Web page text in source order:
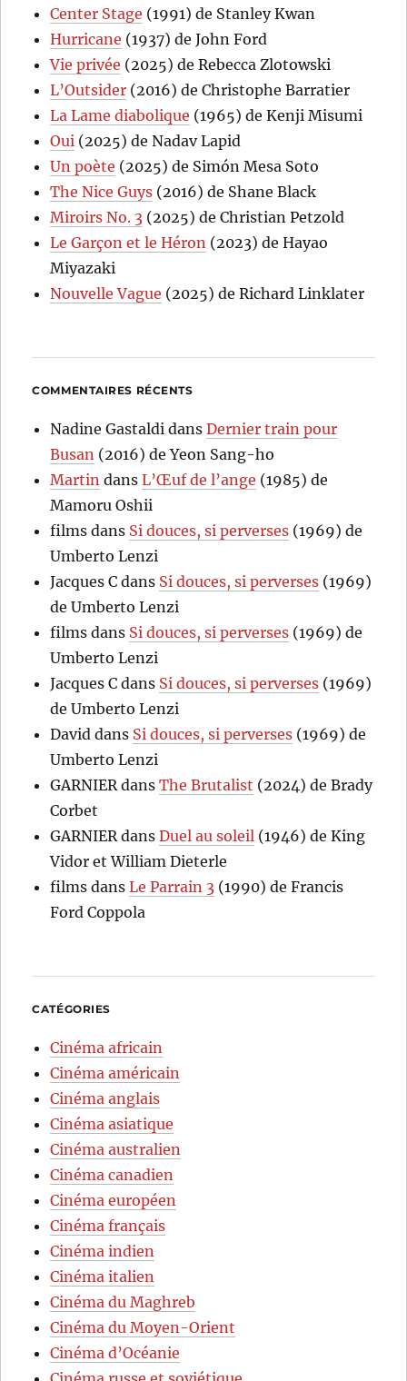
Center Stage (1991) de Stanley Kwan
Hurricane (1937) de John Ford
Vie privée (2025) de Rebecca Zlotowski
L’Outsider (2016) de Christophe Barratier
La Lame diabolique (1965) de Kenji Misumi
Oui (2025) de Nadav Lapid
Un poète (2025) de Simón Mesa Soto
The Nice Guys (2016) de Shane Black
Miroirs No. 3 (2025) de Christian Petzold
Le Garçon et le Héron (2023) de Hayao
Miyazaki
Nouvelle Vague (2025) de Richard Linklater
COMMENTAIRES RÉCENTS
Nadine Gastaldi dansDernier train pour
Busan (2016) de Yeon Sang-ho
Martin dansL’Œuf de l’ange (1985) de
Mamoru Oshii
films dans Si douces, si perverses (1969) de
Umberto Lenzi
Jacques C dans Si douces, si perverses (1969)
de Umberto Lenzi
films dans Si douces, si perverses (1969) de
Umberto Lenzi
Jacques C dans Si douces, si perverses (1969)
de Umberto Lenzi
David dans Si douces, si perverses (1969) de
Umberto Lenzi
GARNIERdansThe Brutalist (2024) de Brady
Corbet
GARNIERdansDuel au soleil (1946) de King
Vidor et William Dieterle
films dansLe Parrain 3 (1990) de Francis
Ford Coppola
CATÉGORIES
Cinéma africain
Cinéma américain
Cinéma anglais
Cinéma asiatique
Cinéma australien
Cinéma canadien
Cinéma européen
Cinéma français
Cinéma indien
Cinéma italien
Cinéma du Maghreb
Cinéma du Moyen-Orient
Cinéma d’Océanie